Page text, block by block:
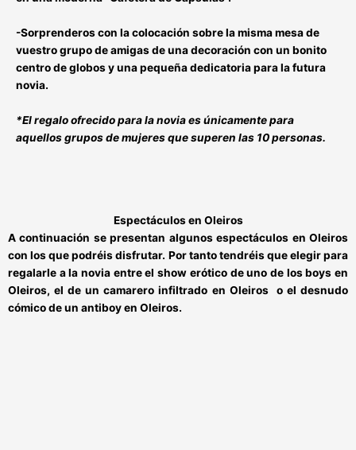
-Sorprenderos con la colocación sobre la misma mesa de
vuestro grupo de amigas de unadecoración con un bonito
centro de globos y una pequeña dedicatoria para la futura
novia.
*El regalo ofrecido para la novia es únicamente para
aquellos grupos de mujeres que superen las 10 personas.
Espectáculos en Oleiros
A continuación se presentan algunosespectáculos en Oleiros
con los que podréis disfrutar. Por tanto tendréis que elegir para
regalarle a la novia entre el show erótico de uno de losboys en
Oleiros, el de uncamarero infiltrado en Oleiros
o el desnudo
cómico de un antiboy en Oleiros.